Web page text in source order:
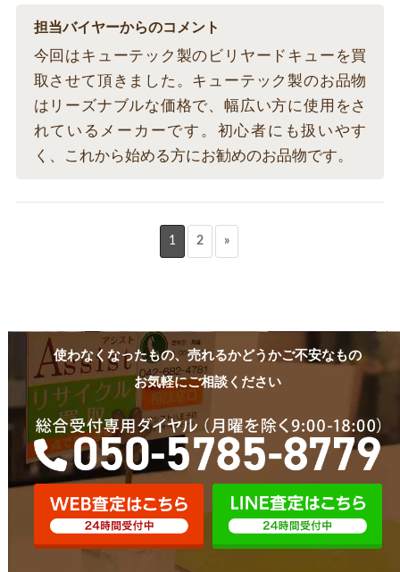
担当バイヤーからのコメント
今回はキューテック製のビリヤードキューを買
取させて頂きました。キューテック製のお品物
はリーズナブルな価格で、幅広い方に使用をさ
れているメーカーです。初心者にも扱いやす
く、これから始める方にお勧めのお品物です。
1 2 »
使わなくなったもの、売れるかどうかご不安なもの
お気軽にご相談ください